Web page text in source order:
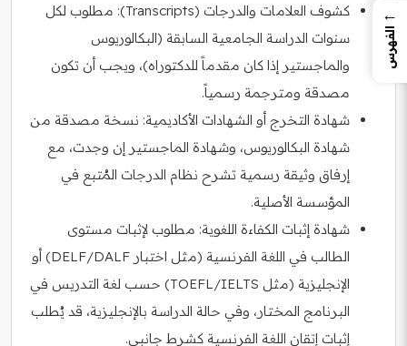
كشوف العلامات والدرجات (Transcripts): مطلوب لكل
سنوات الدراسة الجامعية السابقة (البكالوريوس
والماجستير إذا كان مقدماً للدكتوراه)، ويجب أن تكون
مصدقة ومترجمة رسمياً.
شهادة التخرج أو الشهادات الأكاديمية: نسخة مصدقة من
شهادة البكالوريوس، وشهادة الماجستير إن وجدت، مع
إرفاق وثيقة رسمية تشرح نظام الدرجات المُتبع في
المؤسسة الأصلية.
شهادة إثبات الكفاءة اللغوية: مطلوب لإثبات مستوى
الطالب في اللغة الفرنسية (مثل اختبار DELF/DALF) أو
الإنجليزية (مثل TOEFL/IELTS) حسب لغة التدريس في
البرنامج المختار، وفي حالة الدراسة بالإنجليزية، قد يُطلب
إثبات إتقان اللغة الفرنسية كشرط جانبي.
←
الفهرس